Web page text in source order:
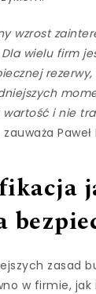
wzrost
wielu firm
wartość i nie
Paweł
zasad
w firmie,